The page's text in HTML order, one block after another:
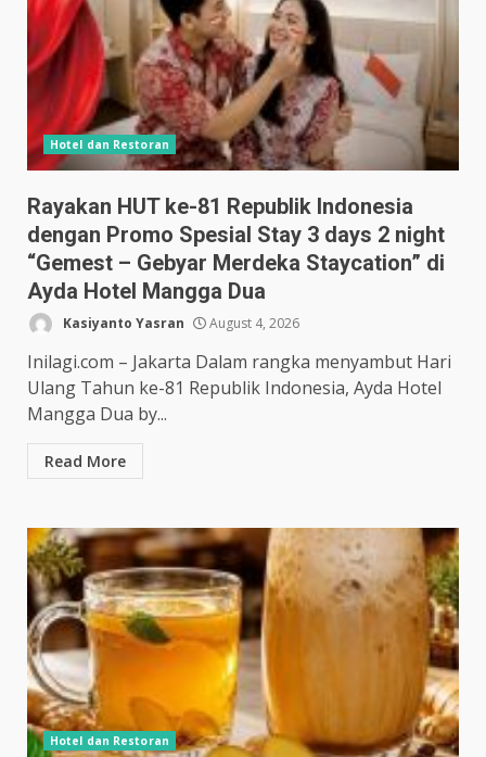
Hotel dan Restoran
Rayakan HUT ke-81 Republik Indonesia
dengan Promo Spesial Stay 3 days 2 night
“Gemest – Gebyar Merdeka Staycation” di
Ayda Hotel Mangga Dua
Kasiyanto Yasran August 4, 2026
Inilagi.com – Jakarta Dalam rangka menyambut Hari
Ulang Tahun ke-81 Republik Indonesia, Ayda Hotel
Mangga Dua by...
Read More
Hotel dan Restoran